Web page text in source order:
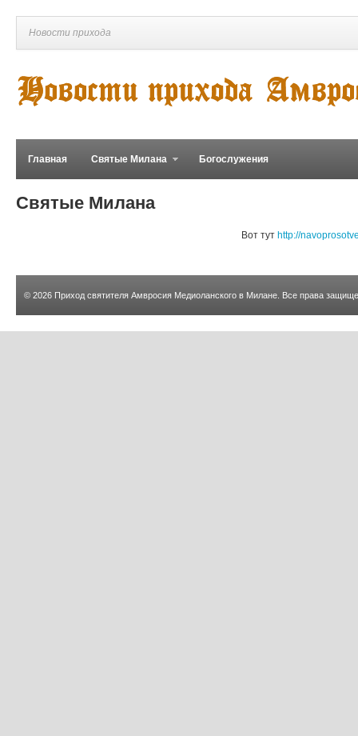
Новости прихода
Главная Святые Милана Богослужения
Святые Милана
Вот тут http://
© 2026 Приход святителя Амвросия Медиоланского в Милане . Все права